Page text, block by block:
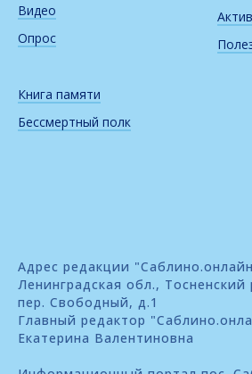
Видео
Опрос
Книга памяти
Бессмертный полк
Адрес редакции
Ленинградская обл., Тосненский
пер. Свободный, д.1
Главный редактор
Екатерина Валентиновна